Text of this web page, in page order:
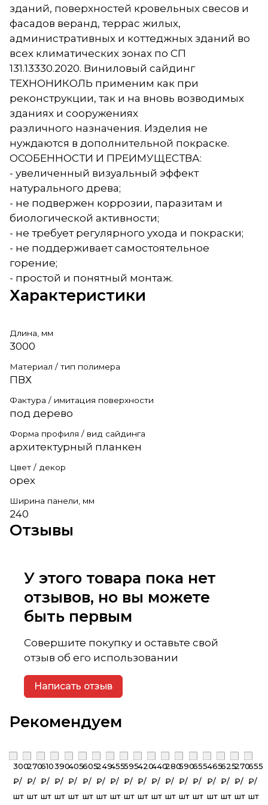
зданий, поверхностей кровельных свесов и
фасадов веранд, террас жилых,
административных и коттеджных зданий во
всех климатических зонах по СП
131.13330.2020. Виниловый сайдинг
ТЕХНОНИКОЛЬ применим как при
реконструкции, так и на вновь возводимых
зданиях и сооружениях
различного назначения. Изделия не
нуждаются в дополнительной покраске.
ОСОБЕННОСТИ И ПРЕИМУЩЕСТВА:
- увеличенный визуальный эффект
натурального древа;
- не подвержен коррозии, паразитам и
биологической активности;
- не требует регулярного ухода и покраски;
- не поддерживает самостоятельное
горение;
- простой и понятный монтаж.
Характеристики
Длина, мм
3000
Материал / тип полимера
ПВХ
Фактура / имитация поверхности
под дерево
Форма профиля / вид сайдинга
архитектурный планкен
Цвет / декор
орех
Ширина панели, мм
240
Отзывы
У этого товара пока нет
отзывов, но вы можете
быть первым
Совершите покупку и оставьте свой
отзыв об его использовании
Написать отзыв
Рекомендуем
300
₽/
шт
270
₽/
шт
610
₽/
шт
390
₽/
шт
405
₽/
шт
605
₽/
шт
249
₽/
шт
455
₽/
шт
595
₽/
шт
420
₽/
шт
440
₽/
шт
280
₽/
шт
590
₽/
шт
655
₽/
шт
465
₽/
шт
625
₽/
шт
270
₽/
шт
655
₽/
шт